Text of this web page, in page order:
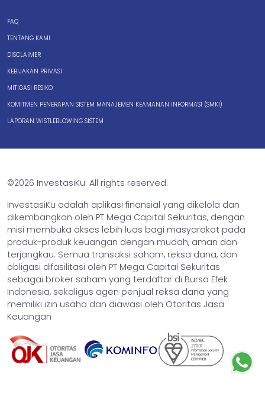
FAQ
TENTANG KAMI
DISCLAIMER
KEBIJAKAN PRIVASI
MITIGASI RESIKO
KOMITMEN PENERAPAN SISTEM MANAJEMEN KEAMANAN INFORMASI (SMKI)
LAPORAN WISTLEBLOWING SISTEM
©2026 InvestasiKu. All rights reserved.
InvestasiKu adalah aplikasi finansial yang dikelola dan
dikembangkan oleh PT Mega Capital Sekuritas, dengan
misi membuka akses lebih luas bagi masyarakat pada
produk-produk keuangan dengan mudah, aman dan
terjangkau. Semua transaksi saham, reksa dana, dan
obligasi difasilitasi oleh PT Mega Capital Sekuritas
sebagai broker saham yang terdaftar di Bursa Efek
Indonesia, sekaligus agen penjual reksa dana yang
memiliki izin usaha dan diawasi oleh Otoritas Jasa
Keuangan